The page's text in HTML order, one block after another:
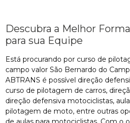
Descubra a Melhor
para sua Equipe
Está procurando por curso de
campo valor São Bernardo do
ABTRANS é possível direção
curso de pilotagem de carros,
direção defensiva motociclistas,
pilotagem de moto, entre outras